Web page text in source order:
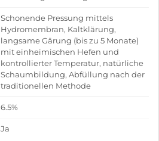
Schonende Pressung mittels
Hydromembran, Kaltklärung,
langsame Gärung (bis zu 5 Monate)
mit einheimischen Hefen und
kontrollierter Temperatur, natürliche
Schaumbildung, Abfüllung nach der
traditionellen Methode
6.5%
Ja